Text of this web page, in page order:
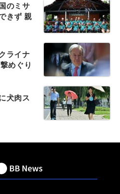
のミサ
きず 親
ライナ
めぐり
犬肉ス